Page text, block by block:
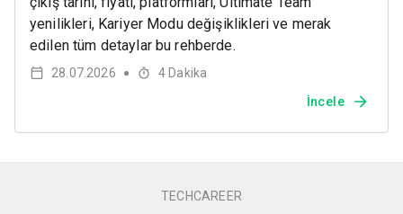
yenilikleri, Kariyer Modu değişiklikleri ve merak
edilen tüm detaylar bu rehberde.
28.07.2026 ● 4 Dakika
İncele
TECHCAREER